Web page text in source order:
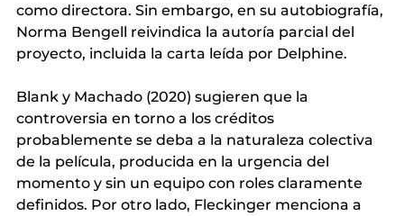
como directora. Sin embargo, en su autobiografía,
Norma Bengell reivindica la autoría parcial del
proyecto, incluida la carta leída por Delphine.
Blank y Machado (2020) sugieren que la
controversia en torno a los créditos
probablemente se deba a la naturaleza colectiva
de la película, producida en la urgencia del
momento y sin un equipo con roles claramente
definidos. Por otro lado, Fleckinger menciona a